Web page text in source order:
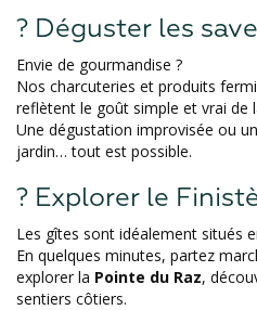
? Déguster les
Envie de gourmandise ?
Nos charcuteries et produits
reflètent le goût simple et vrai de
Une dégustation improvisée ou
jardin… tout est possible.
? Explorer le
Les gîtes sont idéalement situés
En quelques minutes, partez
explorer la Pointe du Raz,
sentiers côtiers.